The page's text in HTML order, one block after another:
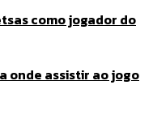
como jogador do
onde assistir ao jogo